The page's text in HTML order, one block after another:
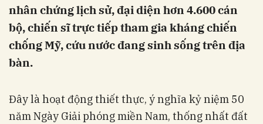
nhân chứng lịch sử, đại diện hơn 4.600 cán
bộ, chiến sĩ trực tiếp tham gia kháng chiến
chống Mỹ, cứu nước đang sinh sống trên địa
bàn.
Đây là hoạt động thiết thực, ý nghĩa kỷ niệm 50
năm Ngày Giải phóng miền Nam, thống nhất đất